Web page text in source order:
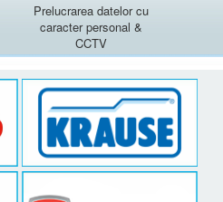
Prelucrarea datelor cu
caracter personal &
CCTV